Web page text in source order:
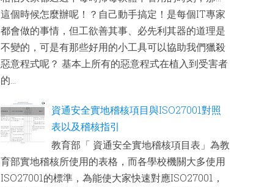
這個時候怎麼辦呢！？自己動手搞定！是每個IT專家
都會做的事情，但工欲善其事、必先利其器的道理是
不變的，可是有那些好用的小工具可以協助我們獵殺
惡意程式呢？ 基本上所有的惡意程式在植入到受害者
的...
資通安全實地稽核項目與ISO27001對照
表以及稽核指引
教育部「 資通安全實地稽核項目表」為教
育部實地稽核所使用的表格，而各學校機關大多使用
ISO27001的標準，為能使大家快速對應ISO27001，